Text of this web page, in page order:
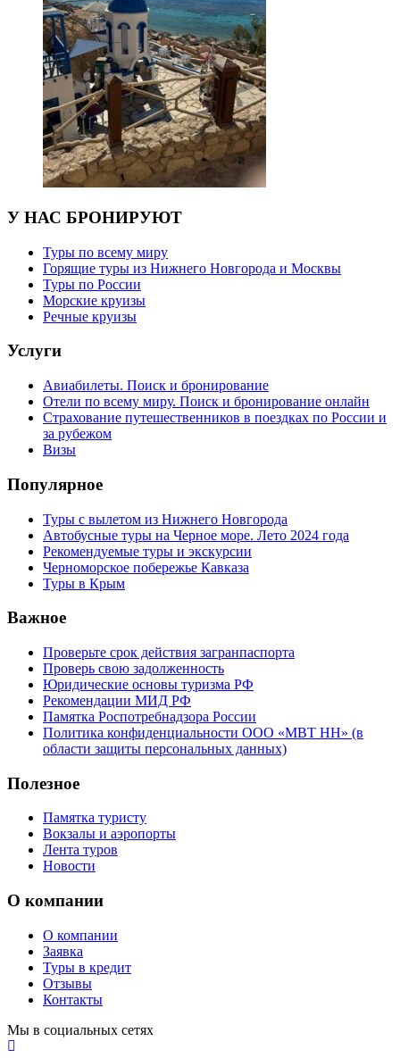
У НАС БРОНИРУЮТ
Туры по всему миру
Горящие туры из Нижнего Новгорода и Москвы
Туры по России
Морские круизы
Речные круизы
Услуги
Авиабилеты. Поиск и бронирование
Отели по всему миру. Поиск и бронирование онлайн
Страхование путешественников в поездках по России и
за рубежом
Визы
Популярное
Туры с вылетом из Нижнего Новгорода
Автобусные туры на Черное море. Лето 2024 года
Рекомендуемые туры и экскурсии
Черноморское побережье Кавказа
Туры в Крым
Важное
Проверьте срок действия загранпаспорта
Проверь свою задолженность
Юридические основы туризма РФ
Рекомендации МИД РФ
Памятка Роспотребнадзора России
Политика конфиденциальности ООО «МВТ НН» (в
области защиты персональных данных)
Полезное
Памятка туристу
Вокзалы и аэропорты
Лента туров
Новости
О компании
О компании
Заявка
Туры в кредит
Отзывы
Контакты
Мы в социальных сетях